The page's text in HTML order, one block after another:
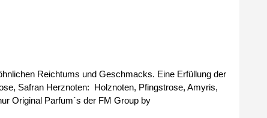
Reichtums und Geschmacks. Eine Erfüllung der
100ml Parfüm-Konzentrat: 20% Bei uns erhalten Sie nur Original Parfum´s der FM Group by